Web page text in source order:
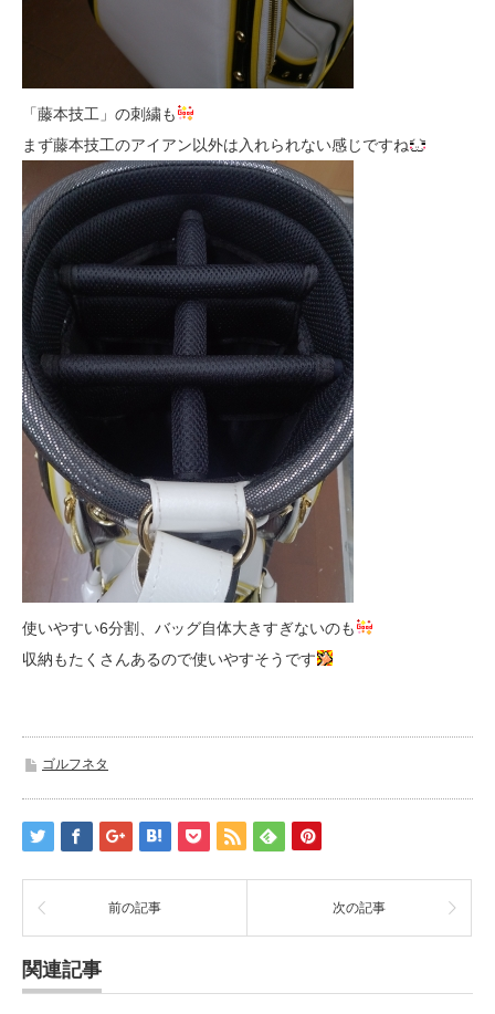
「藤本技工」の刺繍も
まず藤本技工のアイアン以外は入れられない感じですね
使いやすい6分割、バッグ自体大きすぎないのも
収納もたくさんあるので使いやすそうです
ゴルフネタ
前の記事 次の記事
関連記事